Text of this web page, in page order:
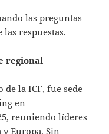
las preguntas
respuestas.
regional
de la ICF, fue sede
en
reuniendo líderes
Europa. Sin